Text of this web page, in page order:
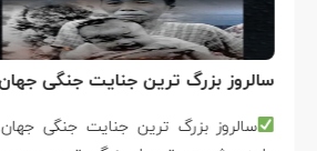
سالروز بزرگ ترین جنایت جنگی جهان